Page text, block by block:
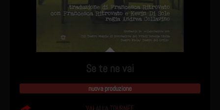
Se te ne vai
nuova produzione
VAI ALLA TOURNÉE